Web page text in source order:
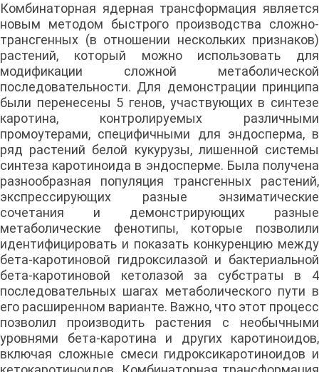
Комбинаторная ядерная трансформация является
новым методом быстрого производства сложно-
трансгенных (в отношении нескольких признаков)
растений, который можно использовать для
модификации сложной метаболической
последовательности. Для демонстрации принципа
были перенесены 5 генов, участвующих в синтезе
каротина, контролируемых различными
промоутерами, специфичными для эндосперма, в
ряд растений белой кукурузы, лишенной системы
синтеза каротиноида в эндосперме. Была получена
разнообразная популяция трансгенных растений,
экспрессирующих разные энзиматические
сочетания и демонстрирующих разные
метаболические фенотипы, которые позволили
идентифицировать и показать конкуренцию между
бета-каротиновой гидроксилазой и бактериальной
бета-каротиновой кетолазой за субстраты в 4
последовательных шагах метаболического пути в
его расширенном варианте. Важно, что этот процесс
позволил производить растения с необычными
уровнями бета-каротина и других каротиноидов,
включая сложные смеси гидроксикаротиноидов и